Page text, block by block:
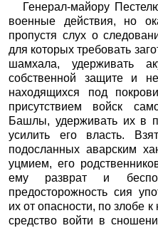
Генерал-майору
военные действия, но
пропустя слух о
для которых требовать
шамхала, удерживать
собственной защите и
находящихся под
присутствием войск
Башлы, удерживать их в
усилить его власть.
подосланных аварским
уцмием, его
ему разврат и
предосторожность сия
их от опасности, по злобе
средство войти в